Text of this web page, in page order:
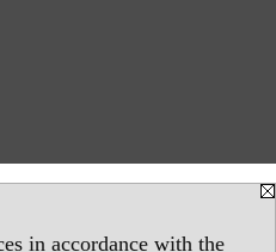
in accordance with the